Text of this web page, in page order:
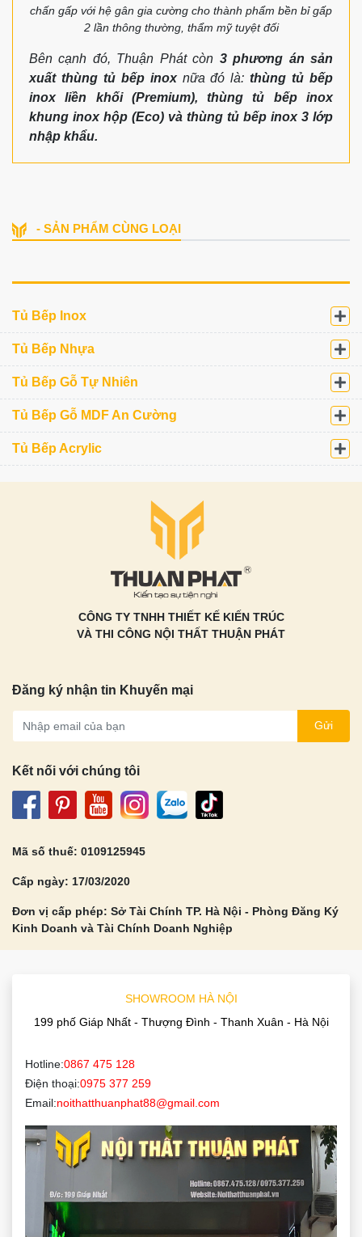
chấn gấp với hệ gân gia cường cho thành phẩm bền bỉ gấp
2 lần thông thường, thẩm mỹ tuyệt đối
Bên cạnh đó, Thuận Phát còn 3 phương án sản
xuất thùng tủ bếp inoxnữa đó là: thùng tủ bếp
inox liền khối (Premium), thùng tủ bếp inox
khung inox hộp (Eco) và thùng tủ bếp inox 3 lớp
nhập khẩu.
- SẢN PHẨM CÙNG LOẠI
Tủ Bếp Inox
Tủ Bếp Nhựa
Tủ Bếp Gỗ Tự Nhiên
Tủ Bếp Gỗ MDF An Cường
Tủ Bếp Acrylic
CÔNG TY TNHH THIẾT KẾ KIẾN TRÚC
VÀ THI CÔNG NỘI THẤT THUẬN PHÁT
Đăng ký nhận tin Khuyến mại
Gửi
Kết nối với chúng tôi
Mã số thuế: 0109125945
Cấp ngày: 17/03/2020
Đơn vị cấp phép: Sở Tài Chính TP. Hà Nội - Phòng Đăng Ký
Kinh Doanh và Tài Chính Doanh Nghiệp
SHOWROOM HÀ NỘI
199 phố Giáp Nhất - Thượng Đình - Thanh Xuân - Hà Nội
Hotline:0867 475 128
Điện thoại:0975 377 259
Email:noithatthuanphat88@gmail.com